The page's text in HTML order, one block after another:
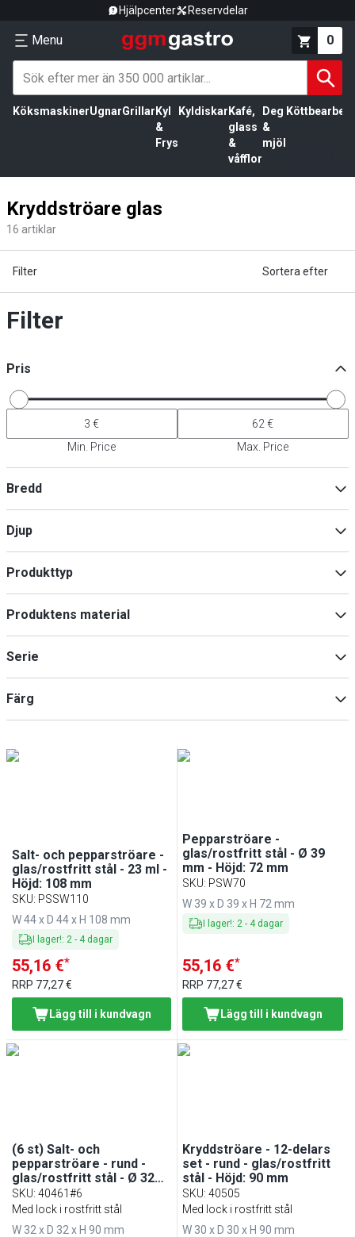
Hjälpcenter Reservdelar
Menu 0
KöksmaskinerUgnarGrillar Kyl
&
Frys
Kyldiskar Kafé,
glass
&
våfflor
Deg
&
mjöl
Kryddströare glas
16 artiklar
Filter Sortera efter
Filter
Pris
Min. Price Max. Price
Bredd
Djup
Min
Produkttyp
Sockerspridare(7 )
Produktens material
18/8 rostfritt stål
Serie
Färg
Salt- och pepparströare -
glas/rostfritt stål - 23 ml -
Höjd: 108 mm
SKU: PSSW110
W 44 x D 44 x H 108 mm
I lager!: 2- 4 dagar
55,16 €*
RRP 77,27 €
Lägg till i kundvagn
Pepparströare -
glas/rostfritt stål - Ø 39
mm - Höjd: 72 mm
SKU: PSW70
W 39 x D 39 x H 72 mm
I lager!: 2 - 4 dagar
55,16 €*
RRP 77,27 €
Lägg till i kundvagn
(6 st) Salt- och
pepparströare - rund -
glas/rostfritt stål - Ø 32
mm - Höjd: 90 mm
SKU: 40461#6
Med lock i rostfritt stål
W 32 x D 32 x H 90 mm
Kryddströare - 12-delars
set - rund - glas/rostfritt
stål - Höjd: 90 mm
SKU:40505
Med lock i rostfritt stål
W 30 x D 30 x H 90 mm